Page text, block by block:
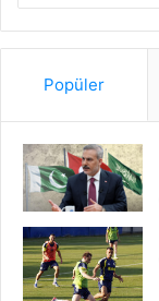
Popüler